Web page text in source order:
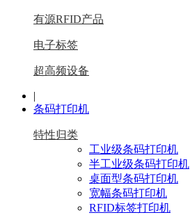
有源RFID产品
电子标签
超高频设备
|
条码打印机
特性归类
工业级条码打印机
半工业级条码打印机
桌面型条码打印机
宽幅条码打印机
RFID标签打印机